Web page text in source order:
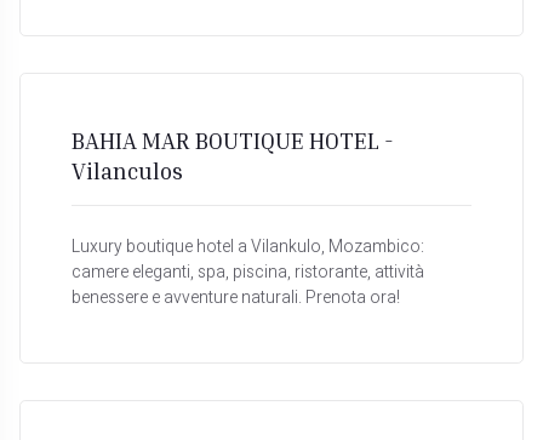
BAHIA MAR BOUTIQUE HOTEL -
Vilanculos
Luxury boutique hotel a Vilankulo, Mozambico:
camere eleganti, spa, piscina, ristorante, attività
benessere e avventure naturali. Prenota ora!